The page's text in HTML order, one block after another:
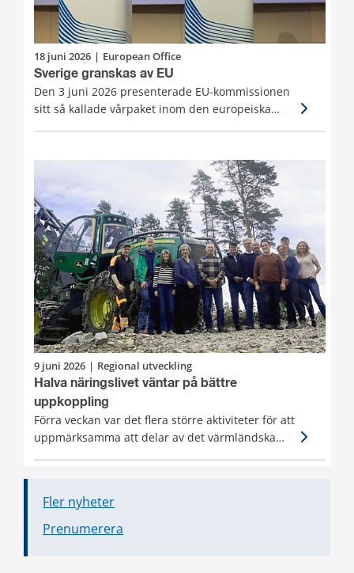
18 juni 2026 | European Office
Sverige granskas av EU
Den 3 juni 2026 presenterade EU-kommissionen
sitt så kallade vårpaket inom den europeiska
rekommendationer för medlemsstaterna, som
tillsammans ger en samlad bild av det
ekonomiska och sociala läget i EU – och vilka
reformer som behövs framåt.
9 juni 2026 | Regional utveckling
Halva näringslivet väntar på bättre
uppkoppling
Förra veckan var det flera större aktiviteter för att
uppmärksamma att delar av det värmländska
mobiloperatörer och dels ett nationellt
webbinarium som riktade sig till beslutsfattare i
Fler nyheter
Prenumerera